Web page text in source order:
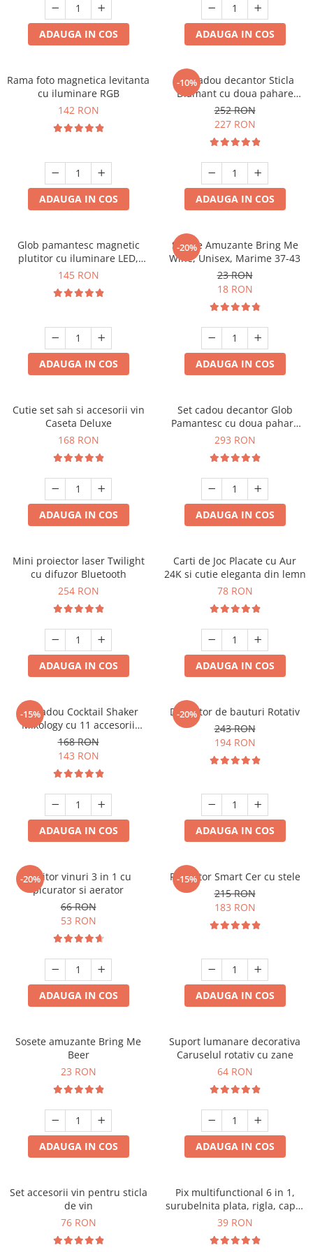
Cadouri Fete
Pentru Copilul din tine
Cadouri Haioase
Cadouri Majorat
Cadouri pentru Nasi
Cadouri pentru Bunici
Cadouri pentru Sefi
Cel ce are tot
Cani si Termosuri
Jocuri si Puzzle
Seturi de caligrafie
Cadouri Sfantul Alexandru
Cadouri Sfanta Ana
Cadouri Sfanta Maria
Cadouri Sfintii Mihail si Gavriil
ADAUGA IN COS ADAUGA IN COS
Rama foto magnetica levitanta
cu iluminare RGB
142 RON
ADAUGA IN COS
-10%
Set cadou decantor Sticla
Diamant cu doua pahare
Deluxe
252 RON
227 RON
ADAUGA IN COS
Glob pamantesc magnetic
plutitor cu iluminare LED,
Forma C
145 RON
ADAUGA IN COS
-20%
Sosete Amuzante Bring Me
Wine, Unisex, Marime 37-43
23 RON
18 RON
ADAUGA IN COS
Cutie set sah si accesorii vin
Caseta Deluxe
168 RON
ADAUGA IN COS
Set cadou decantor Glob
Pamantesc cu doua pahare
Deluxe
293 RON
ADAUGA IN COS
Mini proiector laser Twilight
cu difuzor Bluetooth
254 RON
ADAUGA IN COS
Carti de Joc Placate cu Aur
24K si cutie eleganta din lemn
78 RON
ADAUGA IN COS
-15%
Set cadou Cocktail Shaker
Mixology cu 11 accesorii
750ml Argintiu
168 RON
143 RON
ADAUGA IN COS
-20%
Decantor de bauturi Rotativ
243 RON
194 RON
ADAUGA IN COS
-20%
Racitor vinuri 3 in 1 cu
picurator si aerator
66 RON
53 RON
ADAUGA IN COS
-15%
Proiector Smart Cer cu stele
215 RON
183 RON
ADAUGA IN COS
Sosete amuzante Bring Me
Beer
23 RON
ADAUGA IN COS
Suport lumanare decorativa
Caruselul rotativ cu zane
64 RON
ADAUGA IN COS
Set accesorii vin pentru sticla
de vin
76 RON
Pix multifunctional 6 in 1,
surubelnita plata, rigla, capat
touchscreen, nivela cu bula
39 RON